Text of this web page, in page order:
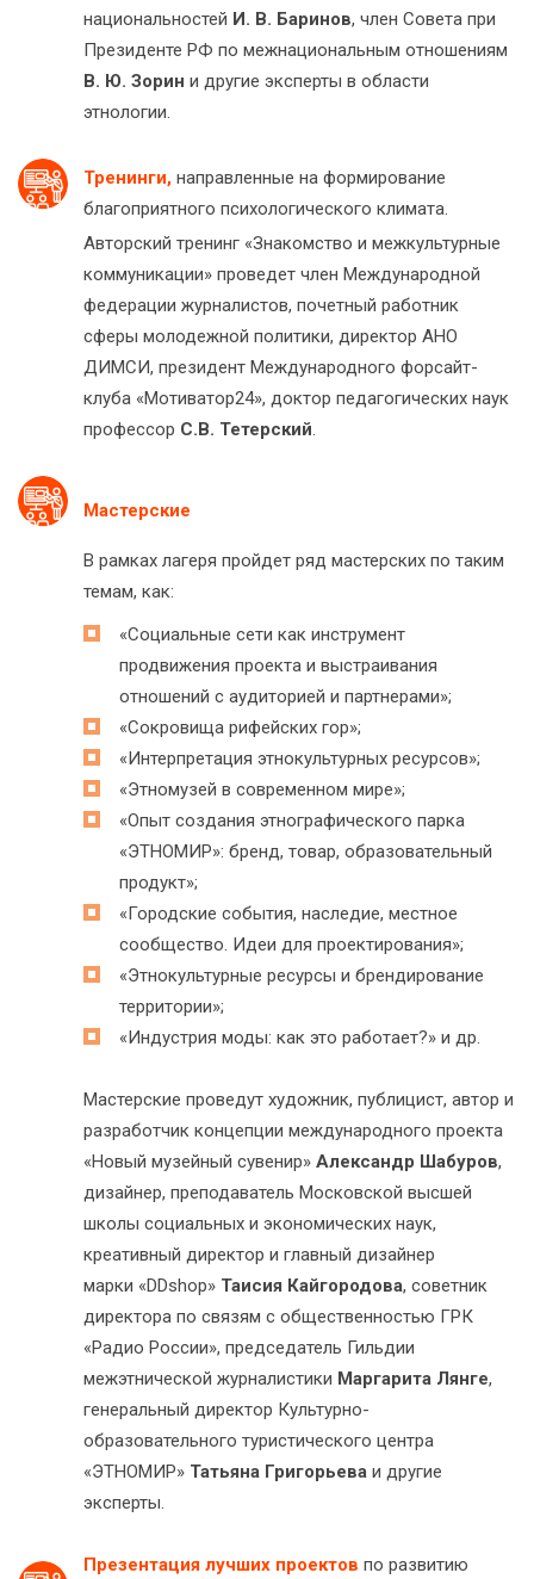
национальностей И. В. Баринов, член Совета при
Президенте РФ по межнациональным отношениям
В. Ю. Зорин и другие эксперты в области
этнологии.
Тренинги, направленные на формирование
благоприятного психологического климата.
Авторский тренинг «Знакомство и межкультурные
коммуникации» проведет член Международной
федерации журналистов, почетный работник
сферы молодежной политики, директор АНО
ДИМСИ, президент Международного форсайт-
клуба «Мотиватор24», доктор педагогических наук
профессор С.В. Тетерский.
Мастерские
В рамках лагеря пройдет ряд мастерских по таким
темам, как:
«Социальные сети как инструмент
продвижения проекта и выстраивания
отношений с аудиторией и партнерами»;
«Сокровища рифейских гор»;
«Интерпретация этнокультурных ресурсов»;
«Этномузей в современном мире»;
«Опыт создания этнографического парка
«ЭТНОМИР»: бренд, товар, образовательный
продукт»;
«Городские события, наследие, местное
сообщество. Идеи для проектирования»;
«Этнокультурные ресурсы и брендирование
территории»;
«Индустрия моды: как это работает?» и др.
Мастерские проведут художник, публицист, автор и
разработчик концепции международного проекта
«Новый музейный сувенир» Александр Шабуров,
дизайнер, преподаватель Московской высшей
школы социальных и экономических наук,
креативный директор и главный дизайнер
марки «DDshop» Таисия Кайгородова, советник
директора по связям с общественностью ГРК
«Радио России», председатель Гильдии
межэтнической журналистики Маргарита Лянге,
генеральный директор Культурно-
образовательного туристического центра
«ЭТНОМИР» Татьяна Григорьева и другие
эксперты.
Презентация лучших проектов по развитию